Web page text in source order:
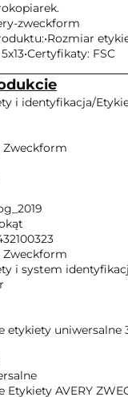
zweckform
FSC
i identyfikacja/
Zweckform
Zweckform
i system
etykiety uniwersalne
Etykiety AVERY